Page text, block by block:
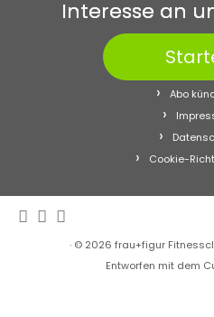
Interesse an
Abo
Cookie-
· © 2026 frau+figur
Entworfen mit dem